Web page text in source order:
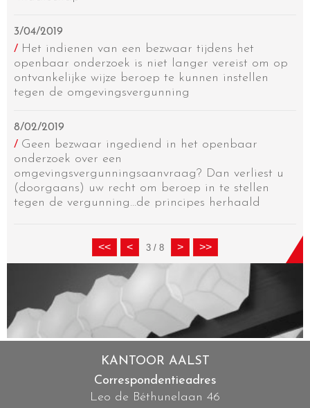
3/04/2019
/ Het indienen van een bezwaar tijdens het
openbaar onderzoek is niet langer vereist om op
ontvankelijke wijze beroep te kunnen instellen
tegen de omgevingsvergunning
8/02/2019
/ Geen bezwaar ingediend in het openbaar
onderzoek over een
omgevingsvergunningsaanvraag? Dan verliest u
(doorgaans) uw recht om beroep in te stellen
tegen de vergunning…de principes herhaald
3 / 8
KANTOOR AALST
Correspondentieadres
Leo de Béthunelaan 46